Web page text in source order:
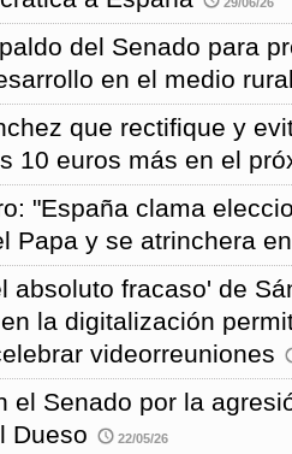
del Senado para
en el medio
que rectifique y
10 euros más en el
"España clama
Papa y se atrinchera
absoluto fracaso' de
la digitalización
videorreuniones
el Senado por la
Dueso
22/05/26